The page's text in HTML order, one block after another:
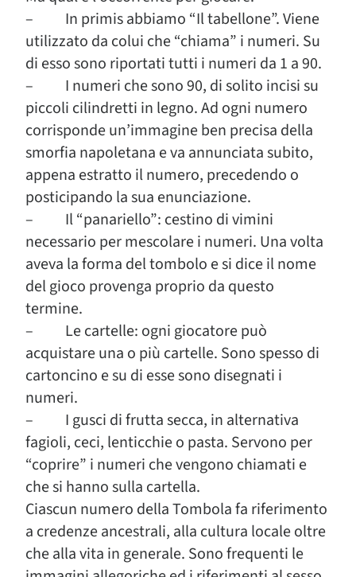
– In primis abbiamo “Il tabellone”. Viene
utilizzato da colui che “chiama” i numeri. Su
di esso sono riportati tutti i numeri da 1 a 90.
– I numeri che sono 90, di solito incisi su
piccoli cilindretti in legno. Ad ogni numero
corrisponde un’immagine ben precisa della
smorfia napoletana e va annunciata subito,
appena estratto il numero, precedendo o
posticipando la sua enunciazione.
– Il “panariello”: cestino di vimini
necessario per mescolare i numeri. Una volta
aveva la forma del tombolo e si dice il nome
del gioco provenga proprio da questo
termine.
– Le cartelle: ogni giocatore può
acquistare una o più cartelle. Sono spesso di
cartoncino e su di esse sono disegnati i
numeri.
– I gusci di frutta secca, in alternativa
fagioli, ceci, lenticchie o pasta. Servono per
“coprire” i numeri che vengono chiamati e
che si hanno sulla cartella.
Ciascun numero della Tombola fa riferimento
a credenze ancestrali, alla cultura locale oltre
che alla vita in generale. Sono frequenti le